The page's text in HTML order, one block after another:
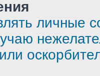
личные